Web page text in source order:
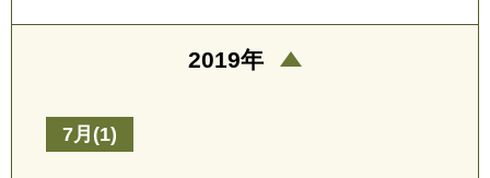
2019年
7月(1)